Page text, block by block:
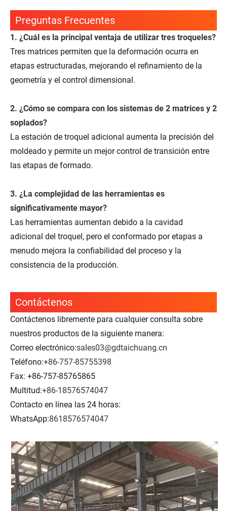
Preguntas Frecuentes
1. ¿Cuál es la principal ventaja de utilizar tres troqueles?
Tres matrices permiten que la deformación ocurra en
etapas estructuradas, mejorando el refinamiento de la
geometría y el control dimensional.
2. ¿Cómo se compara con los sistemas de 2 matrices y 2
soplados?
La estación de troquel adicional aumenta la precisión del
moldeado y permite un mejor control de transición entre
las etapas de formado.
3. ¿La complejidad de las herramientas es
significativamente mayor?
Las herramientas aumentan debido a la cavidad
adicional del troquel, pero el conformado por etapas a
menudo mejora la confiabilidad del proceso y la
consistencia de la producción.
Contáctenos
Contáctenos libremente para cualquier consulta sobre
nuestros productos de la siguiente manera:
Correo electrónico:sales03@gdtaichuang.cn
Teléfono:+86-757-85755398
Fax: +86-757-85765865
Multitud:+86-18576574047
Contacto en línea las 24 horas:
WhatsApp:8618576574047